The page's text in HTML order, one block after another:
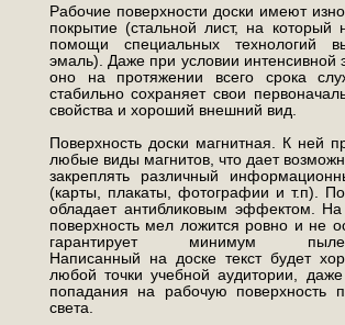
Рабочие поверхности доски имеют
покрытие (стальной лист, на который
помощи специальных технологий
эмаль). Даже при условии интенсивной
оно на протяжении всего срока
стабильно сохраняет свои
свойства и хороший внешний вид.
Поверхность доски магнитная. К ней
любые виды магнитов, что дает
закреплять различный
(карты, плакаты, фотографии и т.п).
обладает антибликовым эффектом.
поверхность мел ложится ровно и не
гарантирует минимум
Написанный на доске текст будет
любой точки учебной аудитории,
попадания на рабочую поверхность
света.